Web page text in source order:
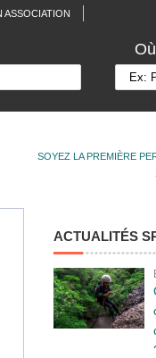
ASSOCIATION
SOYEZ LA PREMIÈRE
ACTUALITÉS